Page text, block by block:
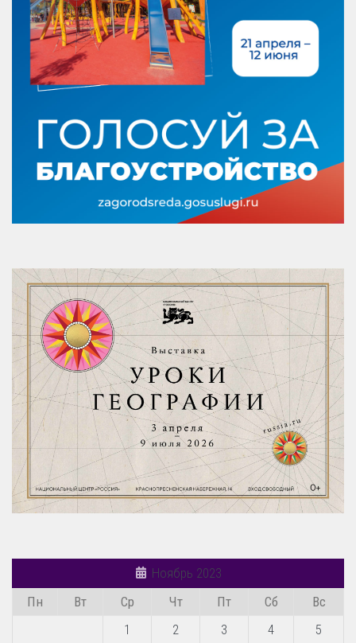
Ноябрь 2023
Пн
Вт Ср Чт Пт Сб
Вс
1
2 3 4 5